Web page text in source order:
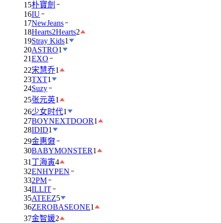
15朴寶劍
16IU
17NewJeans
18Hearts2Hearts2
19Stray Kids1
20ASTRO1
21EXO
22宋慧乔1
23TXT1
24Suzy
25张元英1
26少女时代1
27BOYNEXTDOOR1
28IDID1
29金惠奫
30BABYMONSTER1
31 丁海寅4
32ENHYPEN
332PM
34ILLIT
35ATEEZ5
36ZEROBASEONE1
37金智媛2